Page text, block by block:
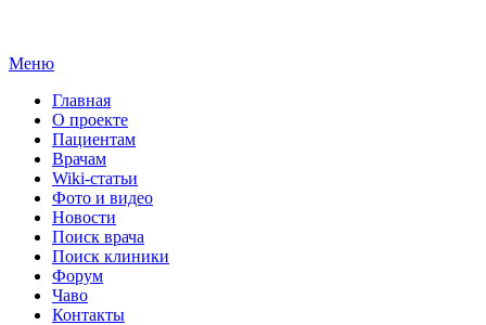
Меню
Главная
О проекте
Пациентам
Врачам
Wiki-статьи
Фото и видео
Новости
Поиск врача
Поиск клиники
Форум
Чаво
Контакты